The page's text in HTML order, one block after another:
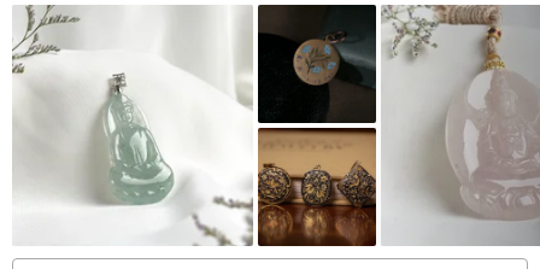
"Precautions"
"There are no two Gemstone that are the same in the world." The
same is true for every jewelry piece of MODE YANG.
The quality of the Gemstone used in the classic jewelry quantified
by the brand is strictly selected by the designer and belongs to the
In addition, each Gemstone will have more or less naturally
occurring crystals and Stone, which is a normal phenomenon, and